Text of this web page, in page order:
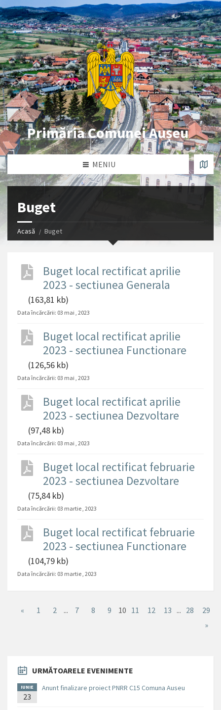
Primăria Comunei Aușeu
MENIU
Buget
Acasă Buget
Buget local rectificat aprilie
2023 - sectiunea Generala
(163,81 kb)
Data încărcării: 03 mai , 2023
Buget local rectificat aprilie
2023 - sectiunea Functionare
(126,56 kb)
Data încărcării: 03 mai , 2023
Buget local rectificat aprilie
2023 - sectiunea Dezvoltare
(97,48 kb)
Data încărcării: 03 mai , 2023
Buget local rectificat februarie
2023 - sectiunea Dezvoltare
(75,84 kb)
Data încărcării: 03 martie , 2023
Buget local rectificat februarie
2023 - sectiunea Functionare
(104,79 kb)
Data încărcării: 03 martie , 2023
« 1 2 ... 7 8 9 10 11 12 13 ... 28
29
»
URMĂTOARELE EVENIMENTE
IUNIE
23
Anunt finalizare proiect PNRR C15 Comuna Auseu